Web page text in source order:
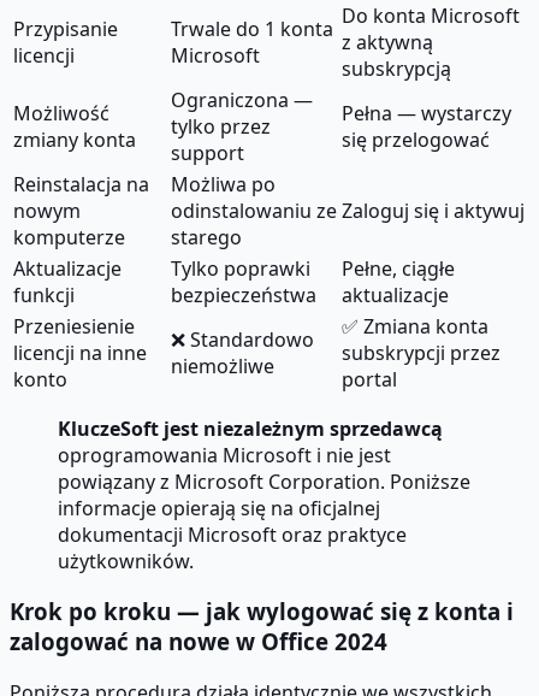
Przypisanie
licencji
Trwale do 1 konta
Microsoft
Do konta Microsoft
z aktywną
subskrypcją
Możliwość
zmiany konta
Ograniczona —
tylko przez
support
Pełna — wystarczy
się przelogować
Reinstalacja na
nowym
komputerze
Możliwa po
odinstalowaniu ze
starego
Zaloguj się i aktywuj
Aktualizacje
funkcji
Tylko poprawki
bezpieczeństwa
Pełne, ciągłe
aktualizacje
Przeniesienie
licencji na inne
konto
❌ Standardowo
niemożliwe
✅ Zmiana konta
subskrypcji przez
portal
KluczeSoft jest niezależnym sprzedawcą
oprogramowania Microsoft i nie jest
powiązany z Microsoft Corporation. Poniższe
informacje opierają się na oficjalnej
dokumentacji Microsoft oraz praktyce
użytkowników.
Krok po kroku — jak wylogować się z konta i
zalogować na nowe w Office 2024